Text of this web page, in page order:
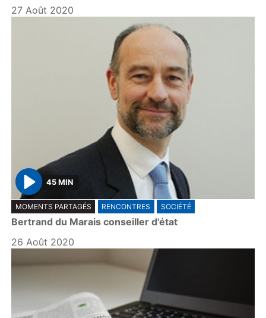
y
27 Août 2020
P
l
a
y
45 MIN
MOMENTS PARTAGÉS RENCONTRES SOCIÉTÉ
Bertrand du Marais conseiller d'état
26 Août 2020